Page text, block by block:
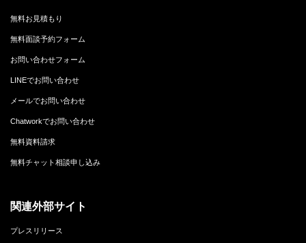
無料お見積もり
無料面談予約フォーム
お問い合わせフォーム
LINEでお問い合わせ
メールでお問い合わせ
Chatworkでお問い合わせ
無料資料請求
無料チャット相談申し込み
関連外部サイト
プレスリリース